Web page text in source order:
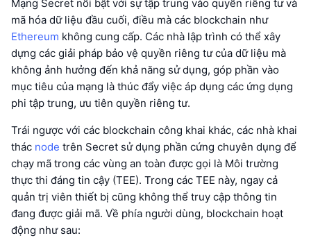
Mạng Secret nổi bật với sự tập trung vào quyền riêng tư và
mã hóa dữ liệu đầu cuối, điều mà các blockchain như
Ethereum không cung cấp. Các nhà lập trình có thể xây
dựng các giải pháp bảo vệ quyền riêng tư của dữ liệu mà
không ảnh hưởng đến khả năng sử dụng, góp phần vào
mục tiêu của mạng là thúc đẩy việc áp dụng các ứng dụng
phi tập trung, ưu tiên quyền riêng tư.
Trái ngược với các blockchain công khai khác, các nhà khai
thác node trên Secret sử dụng phần cứng chuyên dụng để
chạy mã trong các vùng an toàn được gọi là Môi trường
thực thi đáng tin cậy (TEE). Trong các TEE này, ngay cả
quản trị viên thiết bị cũng không thể truy cập thông tin
đang được giải mã. Về phía người dùng, blockchain hoạt
động như sau: